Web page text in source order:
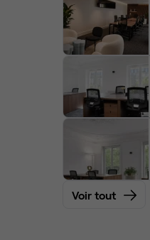
Voir tout